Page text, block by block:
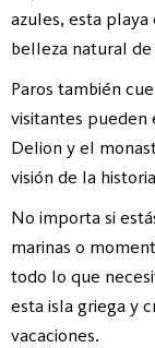
azules, esta
belleza natural de
Paros también
visitantes pueden
Delion y el
visión de la
No importa si
marinas o
todo lo que
esta isla griega y
vacaciones.